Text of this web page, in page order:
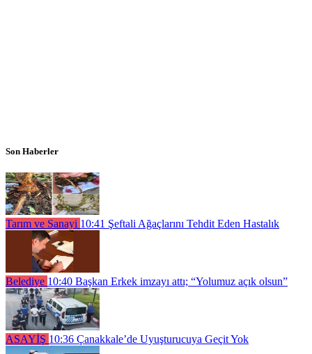
Son Haberler
Tarım ve Sanayi 10:41 Şeftali Ağaçlarını Tehdit Eden Hastalık
Belediye 10:40 Başkan Erkek imzayı attı; “Yolumuz açık olsun”
ASAYİŞ 10:36 Çanakkale’de Uyuşturucuya Geçit Yok